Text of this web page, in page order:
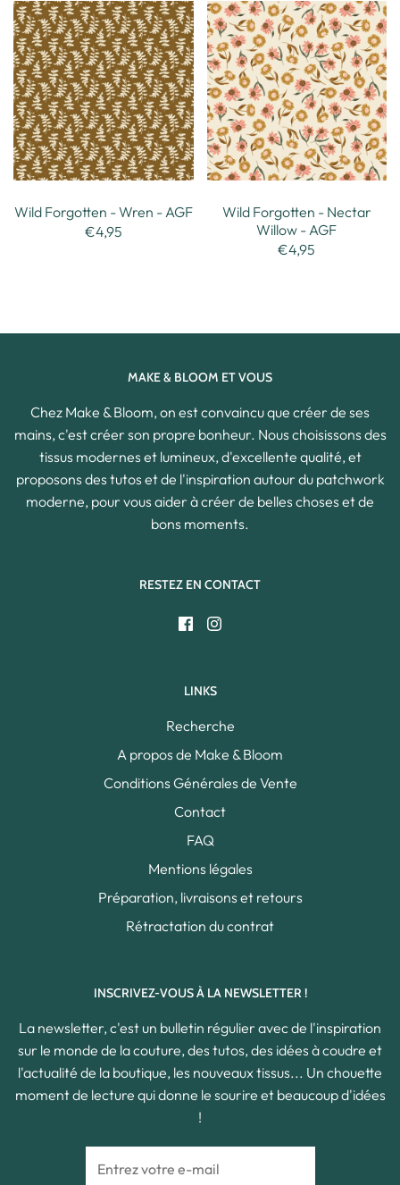
Wild Forgotten - Wren - AGF
€4,95
Wild Forgotten - Nectar
Willow - AGF
€4,95
MAKE & BLOOM ET VOUS
Chez Make & Bloom, on est convaincu que créer de ses
mains, c'est créer son propre bonheur. Nous choisissons des
tissus modernes et lumineux, d'excellente qualité, et
proposons des tutos et de l'inspiration autour du patchwork
moderne, pour vous aider à créer de belles choses et de
bons moments.
RESTEZ EN CONTACT
LINKS
Recherche
A propos de Make & Bloom
Conditions Générales de Vente
Contact
FAQ
Mentions légales
Préparation, livraisons et retours
Rétractation du contrat
INSCRIVEZ-VOUS À LA NEWSLETTER !
La newsletter, c'est un bulletin régulier avec de l'inspiration
sur le monde de la couture, des tutos, des idées à coudre et
l'actualité de la boutique, les nouveaux tissus... Un chouette
moment de lecture qui donne le sourire et beaucoup d'idées
!